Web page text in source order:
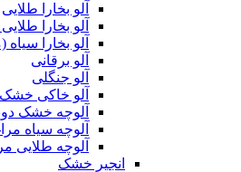
آلو بخارا طلایی
آلو بخارا
آلو بخارا
آلو برقانی
آلو جنگلی
آلو خاکی خشک
آلوچه خشک
آلوچه سیاه
آلوچه طلایی
انجیر خشک